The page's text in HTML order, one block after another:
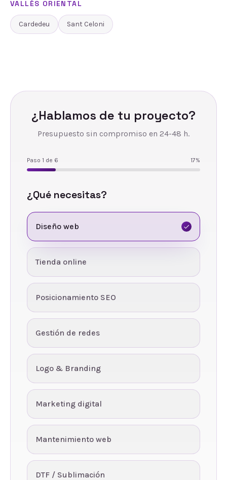
VALLÈS ORIENTAL
Cardedeu Sant Celoni
¿Hablamos de tu proyecto?
Presupuesto sin compromiso en 24-48 h.
Paso 1 de 6 17%
¿Qué necesitas?
Diseño web
Tienda online
Posicionamiento SEO
Gestión de redes
Logo & Branding
Marketing digital
Mantenimiento web
DTF / Sublimación